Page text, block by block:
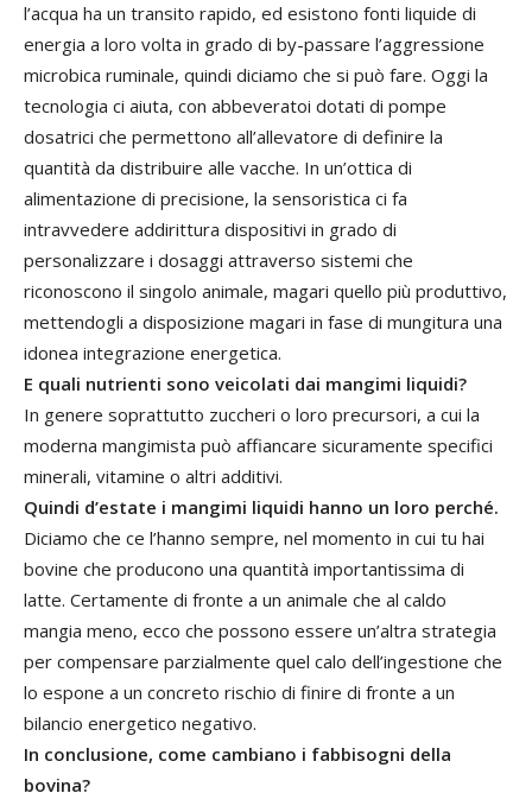
l’acqua ha un transito rapido, ed esistono fonti liquide di
energia a loro volta in grado di by-passare l’aggressione
microbica ruminale, quindi diciamo che si può fare. Oggi la
tecnologia ci aiuta, con abbeveratoi dotati di pompe
dosatrici che permettono all’allevatore di definire la
quantità da distribuire alle vacche. In un’ottica di
alimentazione di precisione, la sensoristica ci fa
intravvedere addirittura dispositivi in grado di
personalizzare i dosaggi attraverso sistemi che
riconoscono il singolo animale, magari quello più produttivo,
mettendogli a disposizione magari in fase di mungitura una
idonea integrazione energetica.
E quali nutrienti sono veicolati dai mangimi liquidi?
In genere soprattutto zuccheri o loro precursori, a cui la
moderna mangimista può affiancare sicuramente specifici
minerali, vitamine o altri additivi.
Quindi d’estate i mangimi liquidi hanno un loro perché.
Diciamo che ce l’hanno sempre, nel momento in cui tu hai
bovine che producono una quantità importantissima di
latte. Certamente di fronte a un animale che al caldo
mangia meno, ecco che possono essere un’altra strategia
per compensare parzialmente quel calo dell’ingestione che
lo espone a un concreto rischio di finire di fronte a un
bilancio energetico negativo.
In conclusione, come cambiano i fabbisogni della
bovina?